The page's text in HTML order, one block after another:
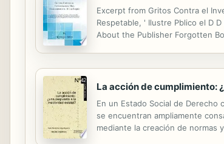
Excerpt from Gritos Contra el
Respetable, ' Ilustre Pblico el D
About the Publisher Forgotten
La acción de cumplimiento:
En un Estado Social de
se encuentran ampliamente
mediante la creación de normas